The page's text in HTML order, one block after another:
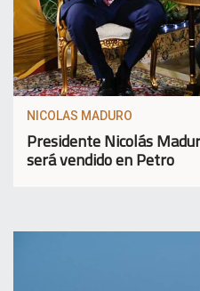
NICOLAS MADURO
Presidente Nicolás
será vendido en Petro